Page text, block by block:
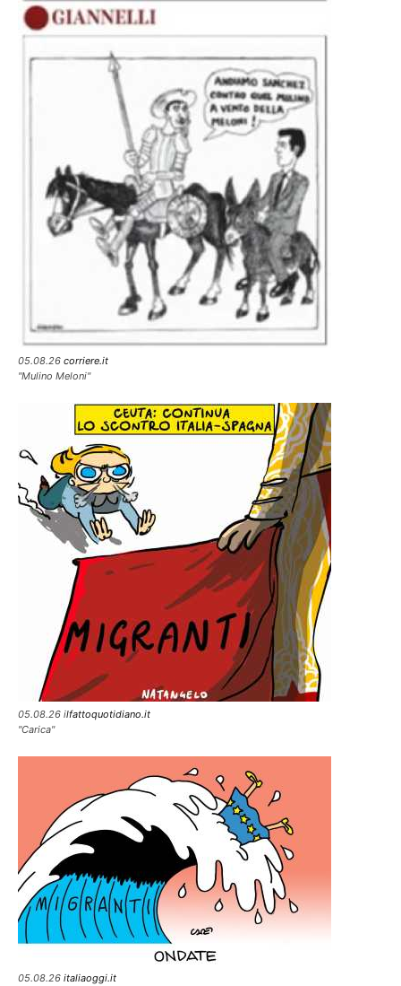
05.08.26 corriere.it
"Mulino Meloni"
05.08.26 ilfattoquotidiano.it
"Carica"
05.08.26 italiaoggi.it